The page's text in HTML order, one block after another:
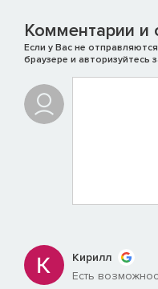
Комментарии и
Если у Вас не
браузере и авторизуйтесь
Кирилл
Есть